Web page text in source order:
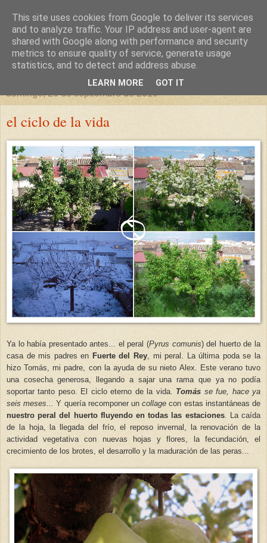
un sitio diferente
una casa para crecer, un castillo para soñar
domingo, 26 de septiembre de 2010
el ciclo de la vida
Ya lo había presentado antes... el peral (Pyrus comunis) del huerto de la
casa de mis padres en Fuerte del Rey , mi peral. La última poda se la
hizo Tomás, mi padre, con la ayuda de su nieto Alex. Este verano tuvo
una cosecha generosa, llegando a sajar una rama que ya no podía
soportar tanto peso. El ciclo eterno de la vida. Tomás se fue, hace ya
seis meses...
Y quería recomponer uncollage con estas instantáneas de
nuestro peral del huerto fluyendo en todas las estaciones. La caída
de la hoja, la llegada del frío, el reposo invernal, la renovación de la
actividad vegetativa con nuevas hojas y flores, la fecundación, el
crecimiento de los brotes, el desarrollo y la maduración de las peras...
This site uses cookies from Google to deliver its services
and to analyze traffic. Your IP address and user-agent are
shared with Google along with performance and security
metrics to ensure quality of service, generate usage
statistics, and to detect and address abuse.
LEARN MORE GOT IT